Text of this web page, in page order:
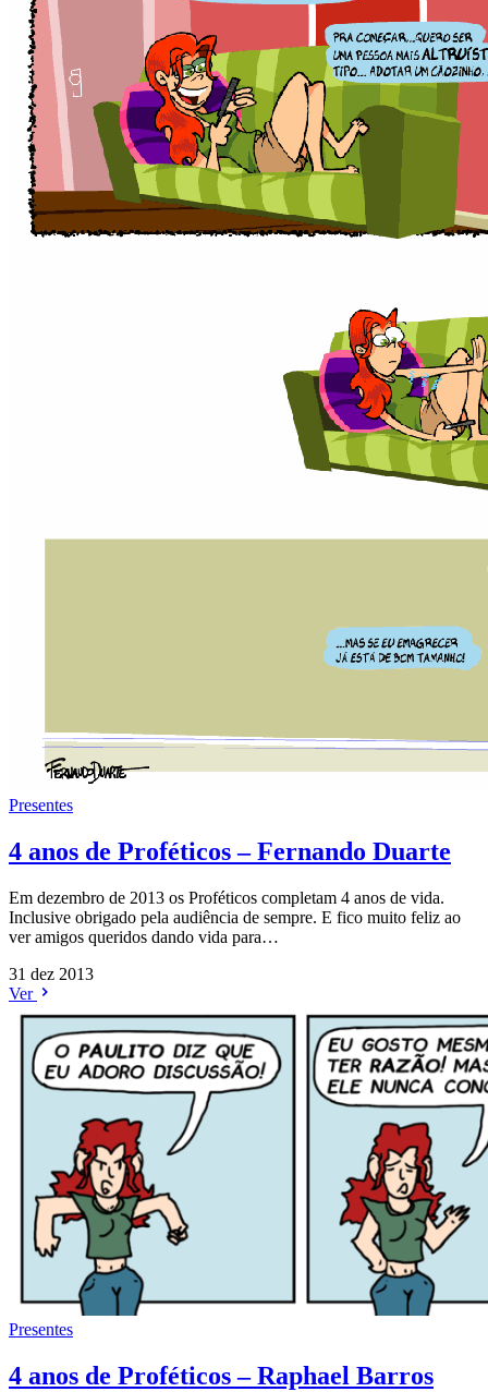
Presentes
4 anos de Proféticos – Fernando Duarte
Em dezembro de 2013 os Proféticos completam 4 anos de vida.
Inclusive obrigado pela audiência de sempre. E fico muito feliz ao
ver amigos queridos dando vida para…
31 dez 2013
Ver
Presentes
4 anos de Proféticos – Raphael Barros